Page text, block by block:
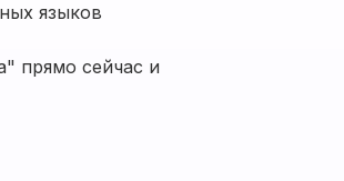
языков
прямо сейчас и